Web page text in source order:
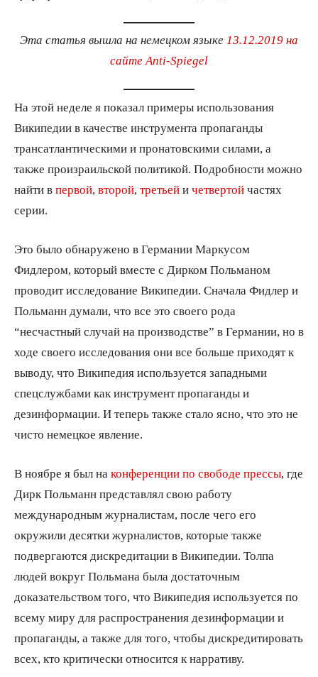
Эта статья вышла на немецком языке 13.12.2019 на
сайте Anti-Spiegel
На этой неделе я показал примеры использования
Википедии в качестве инструмента пропаганды
трансатлантическими и пронатовскими силами, а
также произраильской политикой. Подробности можно
найти в первой второй третьей и четвертой частях
серии.
Это было обнаружено в Германии Маркусом
Фидлером, который вместе с Дирком Польманом
проводит исследование Википедии. Сначала Фидлер и
Польманн думали, что все это своего рода
“несчастный случай на производстве” в Германии, но в
ходе своего исследования они все больше приходят к
выводу, что Википедия используется западными
спецслужбами как инструмент пропаганды и
дезинформации. И теперь также стало ясно, что это не
чисто немецкое явление.
В ноябре я был на конференции по свободе прессы , где
Дирк Польманн представлял свою работу
международным журналистам, после чего его
окружили десятки журналистов, которые также
подвергаются дискредитации в Википедии. Толпа
людей вокруг Польмана была достаточным
доказательством того, что Википедия используется по
всему миру для распространения дезинформации и
пропаганды, а также для того, чтобы дискредитировать
всех, кто критически относится к нарративу.